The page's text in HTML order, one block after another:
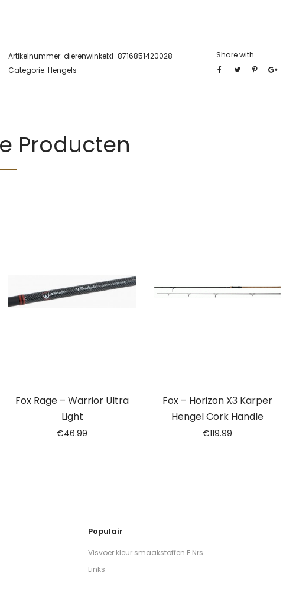
Artikelnummer: dierenwinkelxl-8716851420028
Categorie: Hengels
Share with
Producten
Fox Rage – Warrior Ultra
Light
€46.99
Fox – Horizon X3 Karper
Hengel Cork Handle
€119.99
Populair
Visvoer kleur smaakstoffen E Nrs
Links